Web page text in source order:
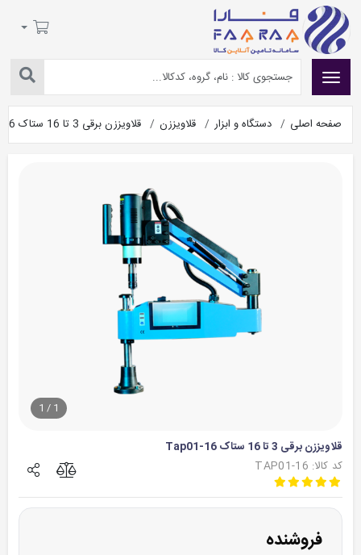
صفحه اصلی دستگاه و ابزار قلاویززن قلاویززن برقی 3 تا 16 ستاک Tap01-16
1
/
1
قلاویززن برقی 3 تا 16 ستاک Tap01-16
کد کالا: TAP01-16
فروشنده